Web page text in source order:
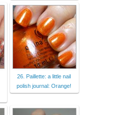
26. Paillette: a little nail
polish journal: Orange!